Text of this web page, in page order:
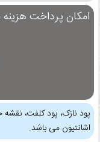
امکان پرداخت
پود نازک، پود کلفت،
اشانتیون می باشد.